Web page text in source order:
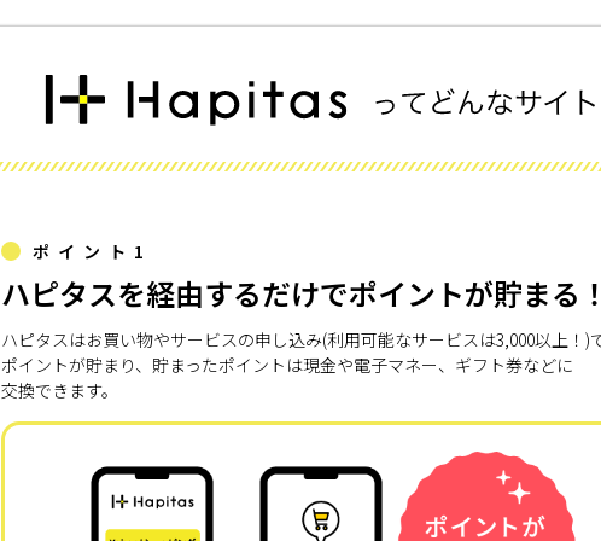
ポイント1
ハピタスを経由するだけでポイントが貯まる
ハピタスはお買い物やサービスの申し込み(利用可能なサービスは3,000以上！)
ポイントが貯まり、貯まったポイントは現金や電子マネー、ギフト券などに
交換できます。